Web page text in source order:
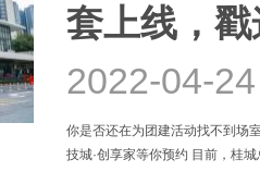
套上线，
2022-04-24
你是否还在为团建活动找不到场
技城·创享家等你预约 目前，桂